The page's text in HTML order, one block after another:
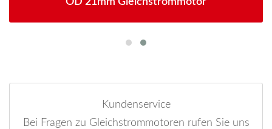
Kundenservice
Bei Fragen zu Gleichstrommotoren rufen Sie uns